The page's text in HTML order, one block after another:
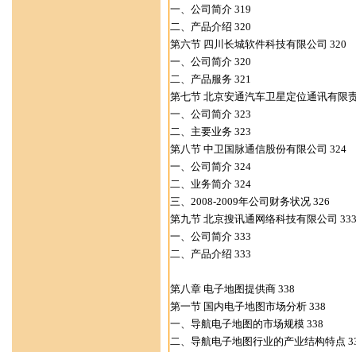
一、公司简介 319
二、产品介绍 320
第六节 四川长城软件科技有限公司 320
一、公司简介 320
二、产品服务 321
第七节 北京安通汽车卫星定位通讯有限
一、公司简介 323
二、主要业务 323
第八节 中卫国脉通信股份有限公司 324
一、公司简介 324
二、业务简介 324
三、2008-2009年公司财务状况 326
第九节 北京搜讯通网络科技有限公司 333
一、公司简介 333
二、产品介绍 333
第八章 电子地图提供商 338
第一节 国内电子地图市场分析 338
一、导航电子地图的市场规模 338
二、导航电子地图行业的产业结构特点